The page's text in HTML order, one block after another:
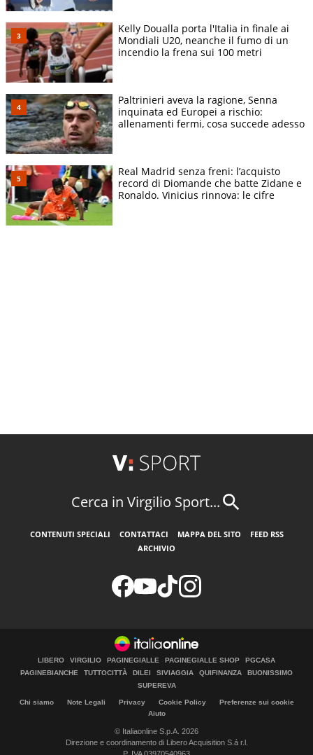
Kelly Doualla porta l'Italia in finale ai
Mondiali U20, neanche il fumo di un
incendio la frena sui 100 metri
Paltrinieri aveva la ragione, Senna
inquinata ed Europei a rischio:
allenamenti fermi, cosa succede adesso
Real Madrid senza freni: l’acquisto
record di Diomande che batte Zidane e
Ronaldo. Vinicius rinnova: le cifre
Cerca in Virgilio Sport...
CONTENUTI SPECIALI CONTATTACI MAPPA DEL SITO
FEED RSS
ARCHIVIO
LIBERO VIRGILIO PAGINEGIALLE PAGINEGIALLE SHOP
PGCASA
PAGINEBIANCHE
TUTTOCITTÀ DILEI SIVIAGGIA QUIFINANZA
BUONISSIMO
SUPEREVA
Chi siamo Note Legali Privacy Cookie Policy
Preferenze sui cookie
Aiuto
© Italiaonline S.p.A. 2026
Direzione e coordinamento di Libero Acquisition S.á r.l.